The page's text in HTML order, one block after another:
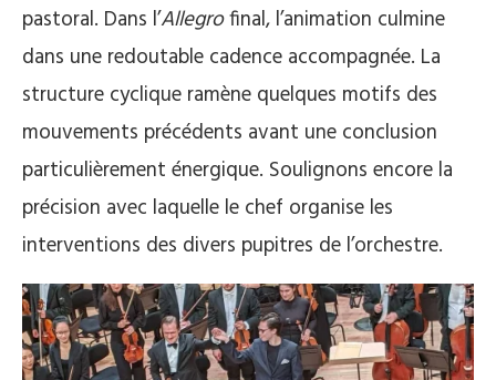
pastoral. Dans l’Allegrofinal, l’animation culmine
dans une redoutable cadence accompagnée. La
structure cyclique ramène quelques motifs des
mouvements précédents avant une conclusion
particulièrement énergique. Soulignons encore la
précision avec laquelle le chef organise les
interventions des divers pupitres de l’orchestre.